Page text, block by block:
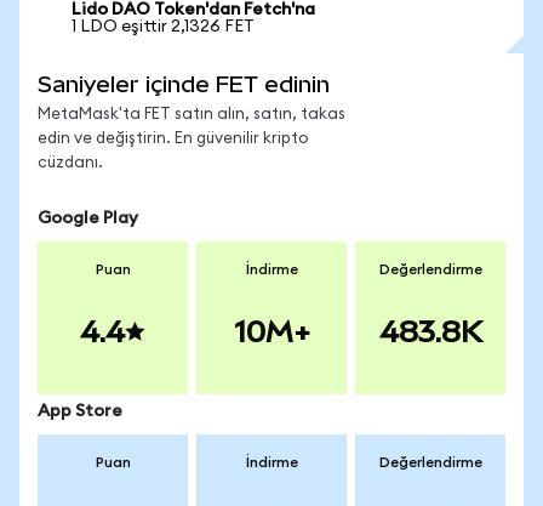
Lido DAO Token'dan Fetch'na
1 LDO eşittir 2,1326 FET
Saniyeler içinde FET edinin
MetaMask'ta FET satın alın, satın, takas
edin ve değiştirin. En güvenilir kripto
cüzdanı.
Google Play
Puan
4.4
İndirme
10M+
Değerlendirme
483.8K
App Store
Puan İndirme Değerlendirme